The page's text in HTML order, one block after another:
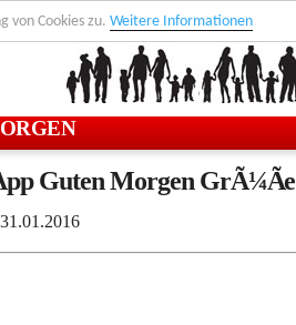
von Cookies zu. Weitere Informationen
Guten Morgen GrÃ¼Ãe
31.01.2016